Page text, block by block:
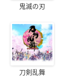
鬼滅の刃
刀剣乱舞